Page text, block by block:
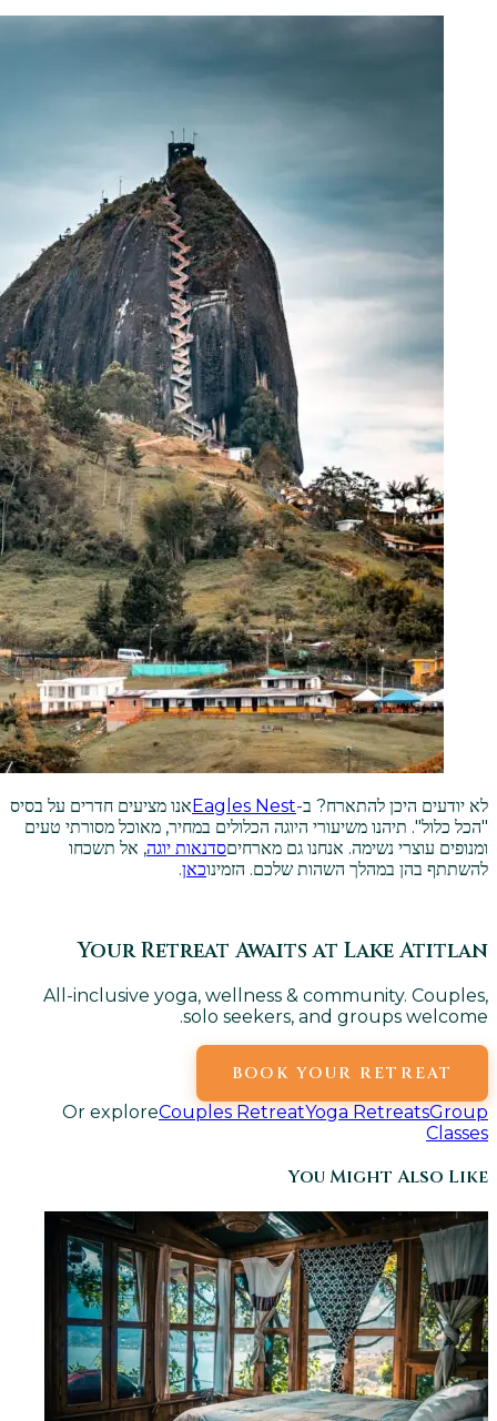
לא יודעים היכן להתארח? ב-Eagles Nest אנו מציעים חדרים על בסיס
"הכל כלול". תיהנו משיעורי היוגה הכלולים במחיר, מאוכל מסורתי טעים
ומנופים עוצרי נשימה. אנחנו גם מארחיםסדנאות יוגה, אל תשכחו
להשתתף בהן במהלך השהות שלכם. הזמינוכאן.
Your Retreat Awaits at Lake Atitlan
All-inclusive yoga, wellness & community. Couples,
solo seekers, and groups welcome.
BOOK YOUR RETREAT
Or exploreCouples RetreatYoga RetreatsGroup
Classes
You Might Also Like